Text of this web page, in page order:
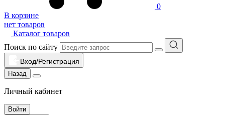
0
В корзине
нет товаров
Каталог товаров
Поиск по сайту
Вход/Регистрация
Назад
Личный кабинет
Войти